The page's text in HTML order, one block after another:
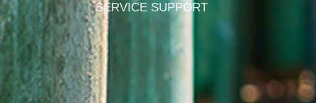
SERVICE SUPPORT